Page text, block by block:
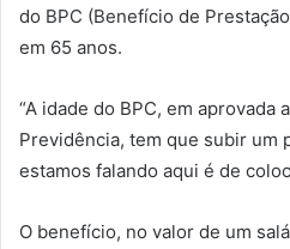
do BPC (Benefício de
em 65 anos.
“A idade do BPC, em aprovada
Previdência, tem que subir um
estamos falando aqui é de
O benefício, no valor de um